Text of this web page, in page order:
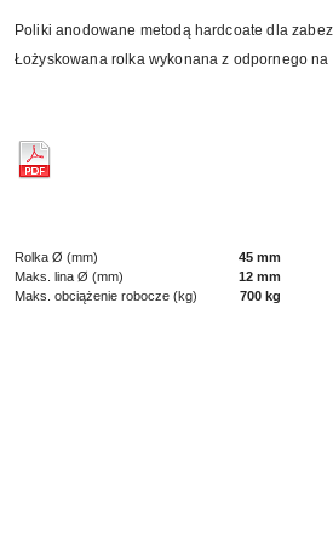
Poliki anodowane metodą hardcoate dla
Łożyskowana rolka wykonana z odpornego na
Rolka Ø (mm)
45 mm
Maks. lina Ø (mm)
12 mm
Maks. obciążenie robocze (kg)
700 kg